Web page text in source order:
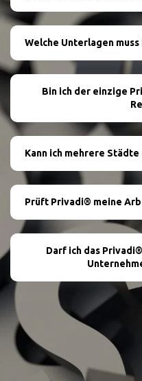
Welche Unterlagen muss
Bin ich der einzige
Kann ich mehrere
Prüft Privadi® meine
Darf ich das